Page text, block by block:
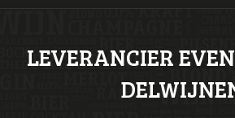
LEVERANCIER